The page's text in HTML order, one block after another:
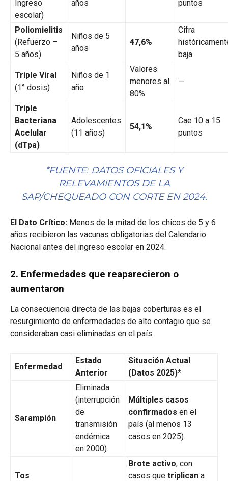
Ingreso
escolar)
años puntos
Poliomielitis
(Refuerzo –
5 años)
Niños de 5
años
47,6%
Cifra
baja
Triple Viral
(1° dosis)
Niños de 1
año
Valores
menores al
80%
—
Triple
Bacteriana
Acelular
(dTpa)
Adolescentes
(11 años)
54,1%
Cae 10 a 15
puntos
*FUENTE: DATOS OFICIALES Y
RELEVAMIENTOS DE LA
SAP/CHEQUEADO CON CORTE EN 2024.
El Dato Crítico: Menos de la mitad de los chicos de 5 y 6
años recibieron las vacunas obligatorias del Calendario
Nacional antes del ingreso escolar en 2024.
2. Enfermedades que reaparecieron o
aumentaron
La consecuencia directa de las bajas coberturas es el
resurgimiento de enfermedades de alto contagio que se
consideraban casi eliminadas en el país:
Enfermedad
Estado
Anterior
Situación Actual
(Datos 2025)*
Sarampión
Eliminada
(interrupción
de
transmisión
endémica
en 2000).
Múltiples casos
confirmados en el
país (al menos 13
casos en 2025).
Tos
Brote activo, con
casos que triplican a